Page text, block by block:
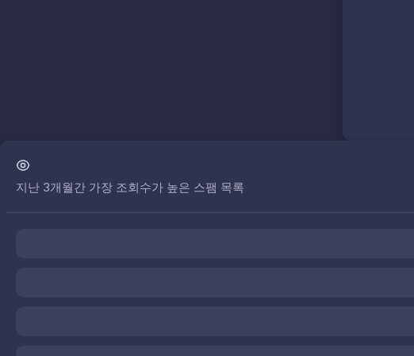
지난 3개월간 가장 조회수가 높은 스팸 목록